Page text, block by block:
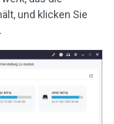
und klicken Sie
.